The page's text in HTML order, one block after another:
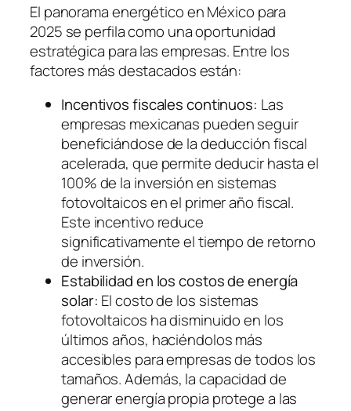
El panorama energético en México para
2025 se perfila como una oportunidad
estratégica para las empresas. Entre los
factores más destacados están:
Incentivos fiscales continuos: Las
empresas mexicanas pueden seguir
beneficiándose de la deducción fiscal
acelerada, que permite deducir hasta el
100% de la inversión en sistemas
fotovoltaicos en el primer año fiscal.
Este incentivo reduce
significativamente el tiempo de retorno
de inversión.
Estabilidad en los costos de energía
solar: El costo de los sistemas
fotovoltaicos ha disminuido en los
últimos años, haciéndolos más
accesibles para empresas de todos los
tamaños. Además, la capacidad de
generar energía propia protege a las